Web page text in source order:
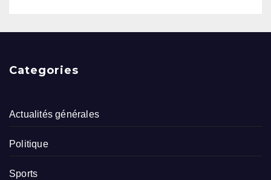
Categories
Actualités générales
Politique
Sports